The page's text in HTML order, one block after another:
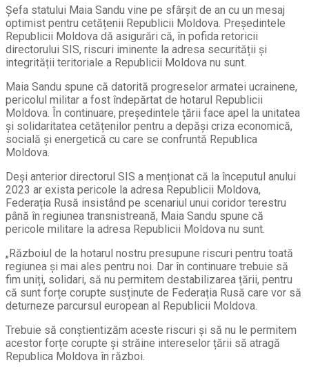
Șefa statului Maia Sandu vine pe sfârșit de an cu un mesaj
optimist pentru cetățenii Republicii Moldova. Președintele
Republicii Moldova dă asigurări că, în pofida retoricii
directorului SIS, riscuri iminente la adresa securității și
integrității teritoriale a Republicii Moldova nu sunt.
Maia Sandu spune că datorită progreselor armatei ucrainene,
pericolul militar a fost îndepărtat de hotarul Republicii
Moldova. În continuare, președintele țării face apel la unitatea
și solidaritatea cetățenilor pentru a depăși criza economică,
socială și energetică cu care se confruntă Republica
Moldova.
Deși anterior directorul SIS a menționat că la începutul anului
2023 ar exista pericole la adresa Republicii Moldova,
Federația Rusă insistând pe scenariul unui coridor terestru
până în regiunea transnistreană, Maia Sandu spune că
pericole militare la adresa Republicii Moldova nu sunt.
„Războiul de la hotarul nostru presupune riscuri pentru toată
regiunea și mai ales pentru noi. Dar în continuare trebuie să
fim uniți, solidari, să nu permitem destabilizarea țării, pentru
că sunt forțe corupte susținute de Federația Rusă care vor să
deturneze parcursul european al Republicii Moldova.
Trebuie să conștientizăm aceste riscuri și să nu le permitem
acestor forțe corupte și străine intereselor țării să atragă
Republica Moldova în război.